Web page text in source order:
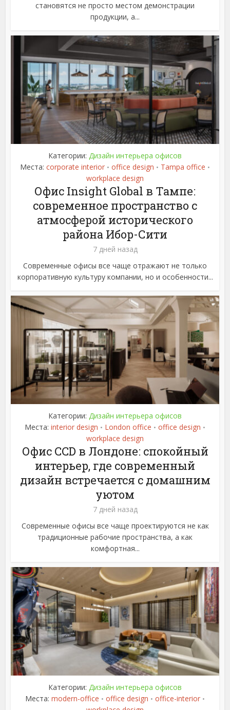
становятся не просто местом демонстрации
продукции, а...
Категории: Дизайн интерьера офисов
Места: corporate interior • office design • Tampa office •
workplace design
Офис Insight Global в Тампе:
современное пространство с
атмосферой исторического
района Ибор-Сити
7 дней назад
Современные офисы все чаще отражают не только
корпоративную культуру компании, но и особенности...
Категории: Дизайн интерьера офисов
Места: interior design • London office • office design •
workplace design
Офис CCD в Лондоне: спокойный
интерьер, где современный
дизайн встречается с домашним
уютом
7 дней назад
Современные офисы все чаще проектируются не как
традиционные рабочие пространства, а как
комфортная...
Категории: Дизайн интерьера офисов
Места: modern-office • office design • office-interior •